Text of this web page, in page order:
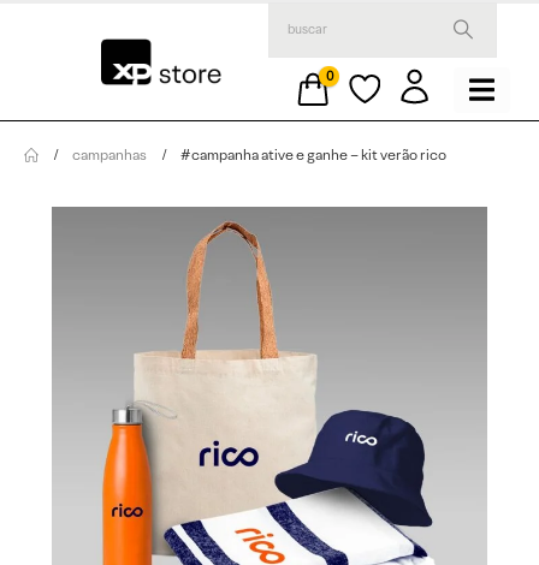
0
campanhas #campanha ative e ganhe – kit verão rico